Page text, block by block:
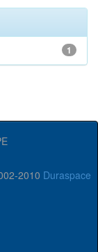
1
2010 Duraspace